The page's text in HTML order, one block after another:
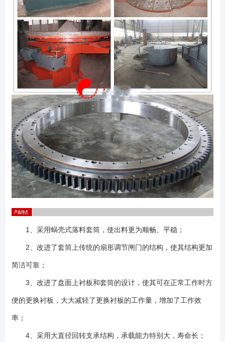
1、采用蜗壳式落料套筒，使出料更为顺畅、平稳；
2、改进了套筒上传统的扇形调节闸门的结构，使其结构更加
简洁可靠；
3、改进了盘面上衬板和套筒的设计，使其可在正常工作时方
便的更换衬板，大大减轻了更换衬板的工作量，增加了工作效
率；
4、采用大直径回转支承结构，承载能力特别大，寿命长；